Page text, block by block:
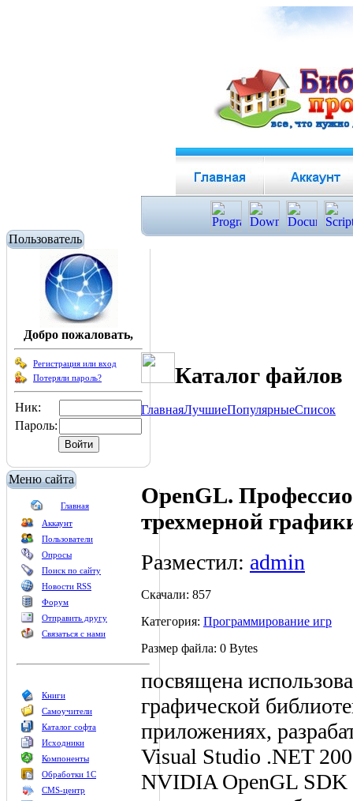
Пользователь
Добро пожаловать,
Регистрация или вход
Потеряли пароль?
Ник:
Пароль:
Меню сайта
Главная
Аккаунт
Пользователи
Опросы
Поиск по сайту
Новости RSS
Форум
Отправить другу
Связаться с нами
Книги
Самоучители
Каталог софта
Исходники
Компоненты
Обработки 1С
CMS-центр
Каталог файлов
ГлавнаяЛучшиеПопулярныеСписок
OpenGL.
трехмерной
Разместил: admin
Скачали: 857
Категория: Программирование игр
Размер файла: 0 Bytes
посвящена
графической
приложениях,
Visual Studio .NET
NVIDIA OpenGL SDK